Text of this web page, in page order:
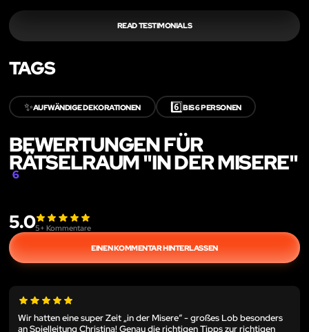
READ TESTIMONIALS
TAGS
✨AUFWÄNDIGE DEKORATIONEN 6️⃣BIS 6 PERSONEN
BEWERTUNGEN FÜR
RÄTSELRAUM "IN DER MISERE"
6
5.05+ Kommentare
EINEN KOMMENTAR HINTERLASSEN
Wir hatten eine super Zeit „in der Misere“ - großes Lob besonders
an Spielleitung Christina! Genau die richtigen Tipps zur richtigen